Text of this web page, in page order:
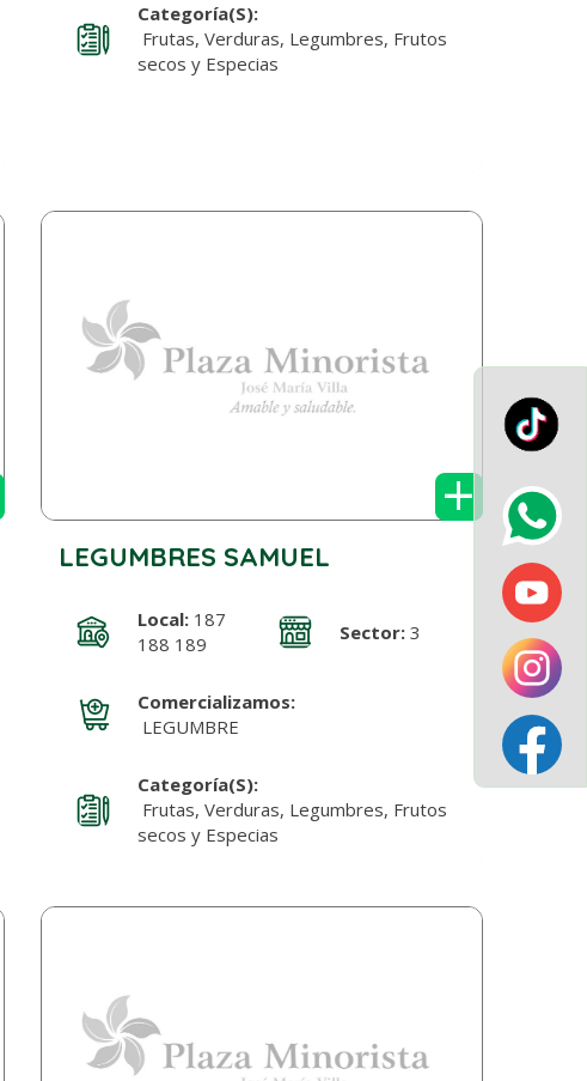
Categoría(s):
Frutas, Verduras, Legumbres, Frutos
secos y Especias
+
LEGUMBRES SAMUEL
Local:187
188 189
Sector: 3
Comercializamos:
LEGUMBRE
Categoría(s):
Frutas, Verduras, Legumbres, Frutos
secos y Especias